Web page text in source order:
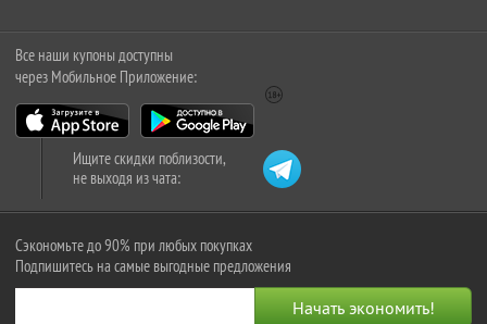
Все наши купоны доступны
через Мобильное Приложение:
Ищите скидки поблизости,
не выходя из чата:
Сэкономьте до 90% при любых покупках
Подпишитесь на самые выгодные предложения